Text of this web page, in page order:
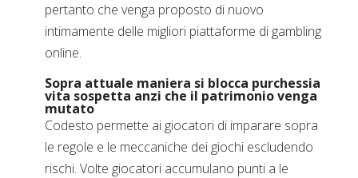
pertanto che venga proposto di nuovo
intimamente delle migliori piattaforme di gambling
online.
Sopra attuale maniera si blocca purchessia
vita sospetta anzi che il patrimonio venga
mutato
Codesto permette ai giocatori di imparare sopra
le regole e le meccaniche dei giochi escludendo
rischi. Volte giocatori accumulano punti a le